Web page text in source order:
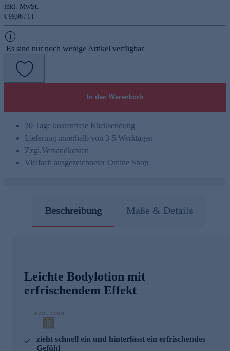
inkl. MwSt.
€ 99,96 / 1 l
Es sind nur noch wenige Artikel verfügbar
In den Warenkorb
30 Tage kostenfreie Rücksendung
Lieferung innerhalb von 3-5 Werktagen
Zzgl.Versandkosten
Vielfach ausgezeichneter Online Shop
Beschreibung Maße & Details
Leichte Bodylotion mit
erfrischendem Effekt
zieht schnell ein und hinterlässt ein erfrischendes
Gefühl